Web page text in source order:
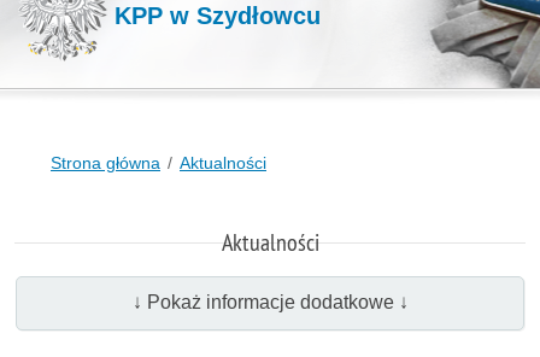
KPP w Szydłowcu
Strona główna Aktualności
Aktualności
↓ Pokaż informacje dodatkowe ↓